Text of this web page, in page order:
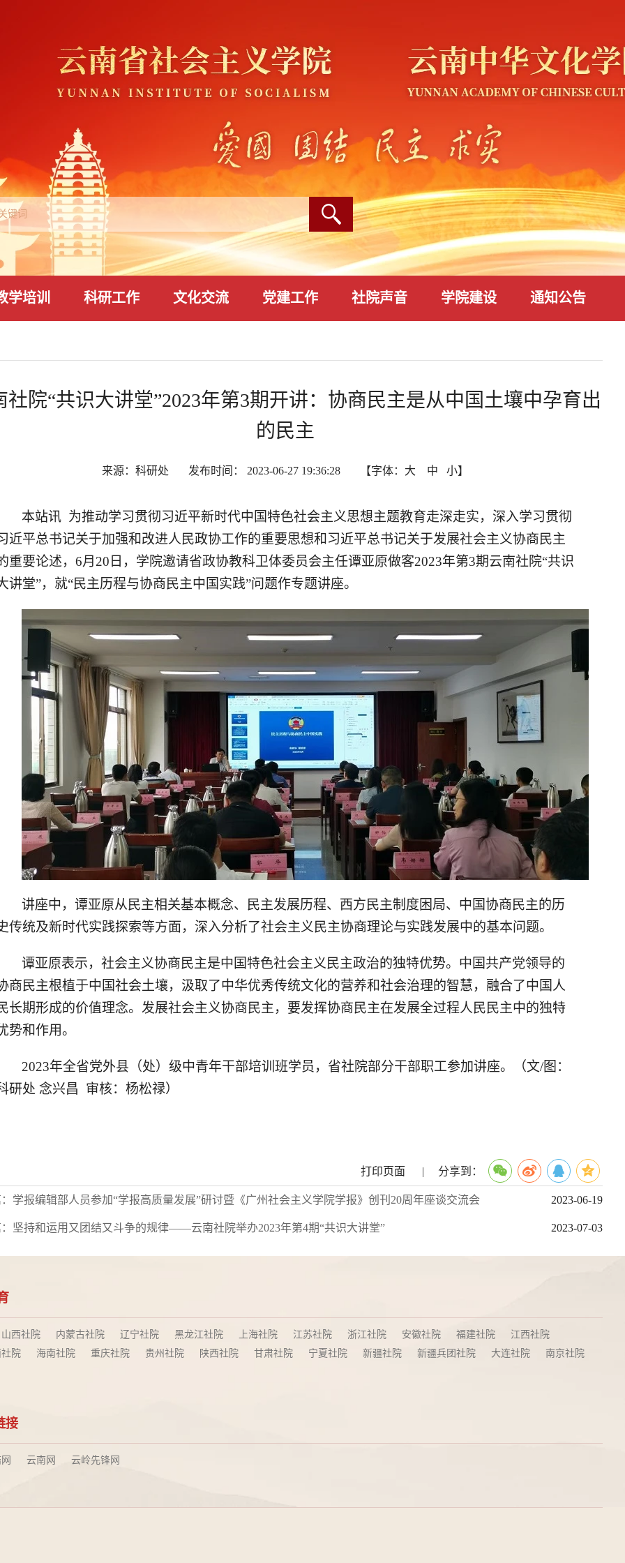
学培训 科研工作 文化交流 党建工作 社院声音 学院建设 通知公告
社院“共识大讲堂”2023年第3期开讲：协商民主是从中国土壤中孕育出
的民主
来源：科研处 发布时间： 2023-06-27 19:36:28 【字体： 大 中 小】
本站讯 为推动学习贯彻习近平新时代中国特色社会主义思想主题教育走深走实，深入学习贯彻
近平总书记关于加强和改进人民政协工作的重要思想和习近平总书记关于发展社会主义协商民主
重要论述，6月20日，学院邀请省政协教科卫体委员会主任谭亚原做客2023年第3期云南社院“共识
讲堂”，就“民主历程与协商民主中国实践”问题作专题讲座。
讲座中，谭亚原从民主相关基本概念、民主发展历程、西方民主制度困局、中国协商民主的历
传统及新时代实践探索等方面，深入分析了社会主义民主协商理论与实践发展中的基本问题。
谭亚原表示，社会主义协商民主是中国特色社会主义民主政治的独特优势。中国共产党领导的
商民主根植于中国社会土壤，汲取了中华优秀传统文化的营养和社会治理的智慧，融合了中国人
长期形成的价值理念。发展社会主义协商民主，要发挥协商民主在发展全过程人民民主中的独特
势和作用。
2023年全省党外县（处）级中青年干部培训班学员，省社院部分干部职工参加讲座。（文/图：
研处 念兴昌 审核：杨松禄）
打印页面 | 分享到：
学报编辑部人员参加“学报高质量发展”研讨暨《广州社会主义学院学报》创刊20周年座谈交流会 2023-06-19
坚持和运用又团结又斗争的规律——云南社院举办2023年第4期“共识大讲堂” 2023-07-03
山西社院 内蒙古社院 辽宁社院 黑龙江社院 上海社院 江苏社院 浙江社院 安徽社院 福建社院
江西社院
院 海南社院 重庆社院 贵州社院 陕西社院 甘肃社院 宁夏社院 新疆社院 新疆兵团社院 大连社院
南京社院
接
云南网 云岭先锋网